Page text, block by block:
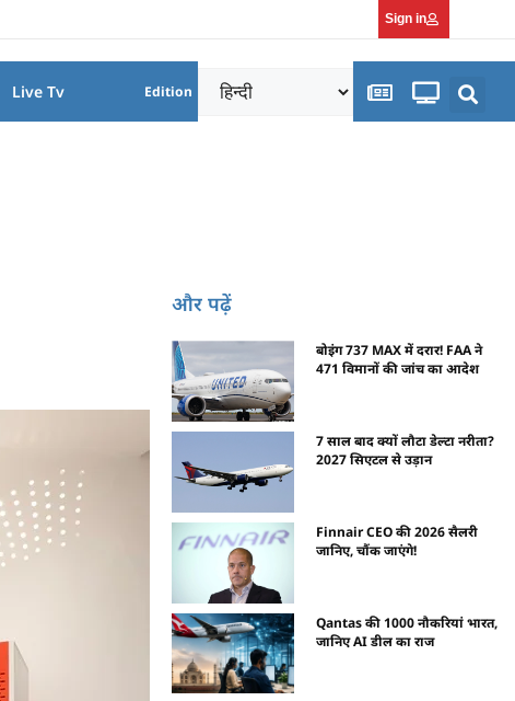
Sign in
Live Tv Edition
और पढ़ें
बोइंग 737 MAX में दरार! FAA ने
471 विमानों की जांच का आदेश
7 साल बाद क्यों लौटा डेल्टा नरीता?
2027 सिएटल से उड़ान
Finnair CEO की 2026 सैलरी
जानिए, चौंक जाएंगे!
Qantas की 1000 नौकरियां भारत,
जानिए AI डील का राज